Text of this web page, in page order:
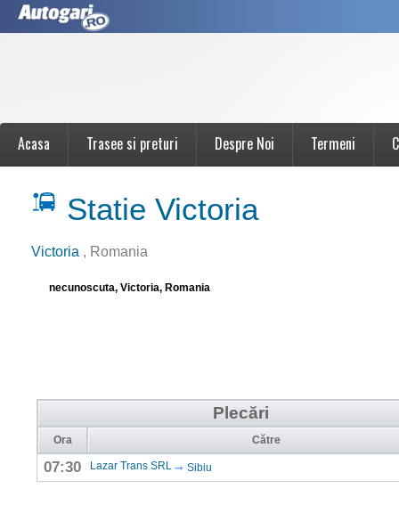
Acasa Trasee si preturi Despre Noi Termeni
Statie Victoria
Victoria , Romania
necunoscuta, Victoria, Romania
Plecări
Ora Către
07:30 Lazar Trans SRL Sibiu